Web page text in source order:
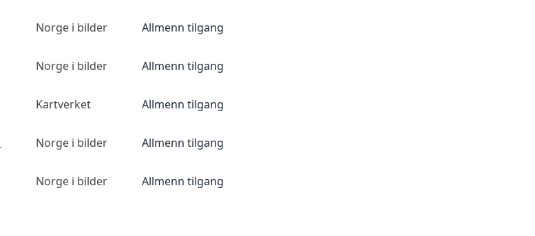
Norge i bilder Allmenn tilgang
Norge i bilder Allmenn tilgang
Kartverket Allmenn tilgang
Norge i bilder Allmenn tilgang
Norge i bilder Allmenn tilgang